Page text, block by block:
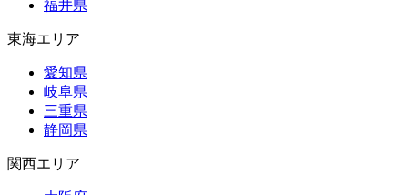
福井県
東海エリア
愛知県
岐阜県
三重県
静岡県
関西エリア